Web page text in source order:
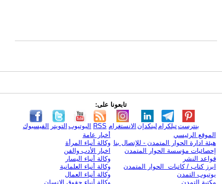
تابعونا على:
الفيسبوك التويتر اليوتيوب RSS الانستغرام لينكدإن تيلكرامبنترست
الموقع الرئيسي
هيئة ادارة الحوار المتمدن - للإتصال بنا
إحصائيات مؤسسة الحوار المتمدن
قواعد النشر
ابرز كتاب / كاتبات الحوار المتمدن
يوتيوب التمدن
مكتبة التمدن
أخبار عامة
وكالة أنباء المرأة
اخبار الأدب والفن
وكالة أنباء اليسار
وكالة أنباء العلمانية
وكالة أنباء العمال
وكالة أنباء حقوق الإنسان